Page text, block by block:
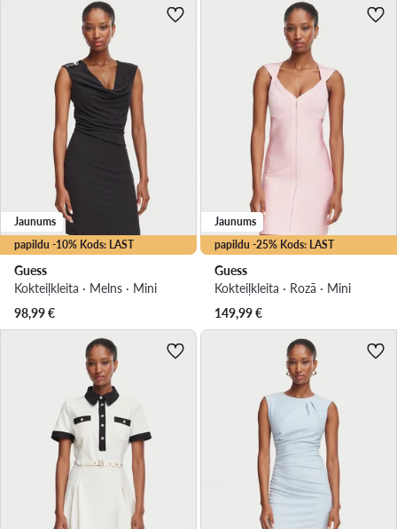
papildu -10% Kods: LAST
Jaunums
Guess
Kokteiļkleita · Melns · Mini
98,99€
papildu -25% Kods: LAST
Jaunums
Guess
Kokteiļkleita · Rozā · Mini
149,99€